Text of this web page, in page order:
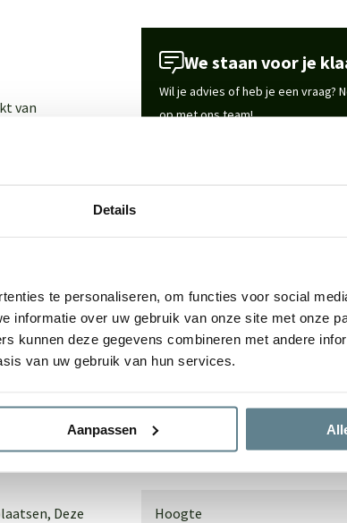
Details
te personaliseren, om functies voor social
informatie over uw gebruik van onze site met onze
kunnen deze gegevens combineren met andere
van uw gebruik van hun services.
Aanpassen
van
tuin of
een luxe
het
gebruik
door
Deze
We staan voor je
Wil je advies of heb je een vraag?
op met ons team!
Vorm
Hoogte